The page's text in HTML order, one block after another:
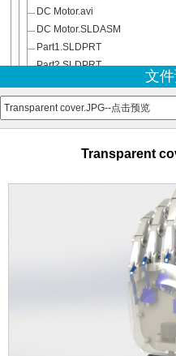
DC Motor.avi
DC Motor.SLDASM
Part1.SLDPRT
Part2.SLDPRT
Part5.SLDPRT
Part7.SLDPRT
文
Transparent